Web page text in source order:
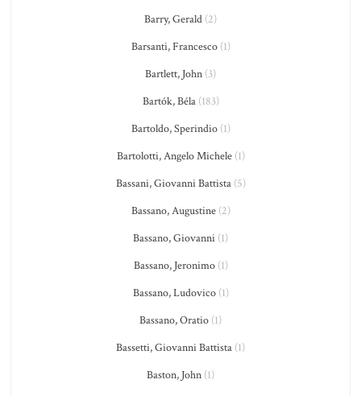
Barry, Gerald (2)
Barsanti, Francesco(1)
Bartlett, John (3)
Bartók, Béla(183)
Bartoldo, Sperindio(1)
Bartolotti, Angelo Michele(1)
Bassani, Giovanni Battista(5)
Bassano, Augustine(2)
Bassano, Giovanni (1)
Bassano, Jeronimo(1)
Bassano, Ludovico(1)
Bassano, Oratio (1)
Bassetti, Giovanni Battista (1)
Baston, John (1)